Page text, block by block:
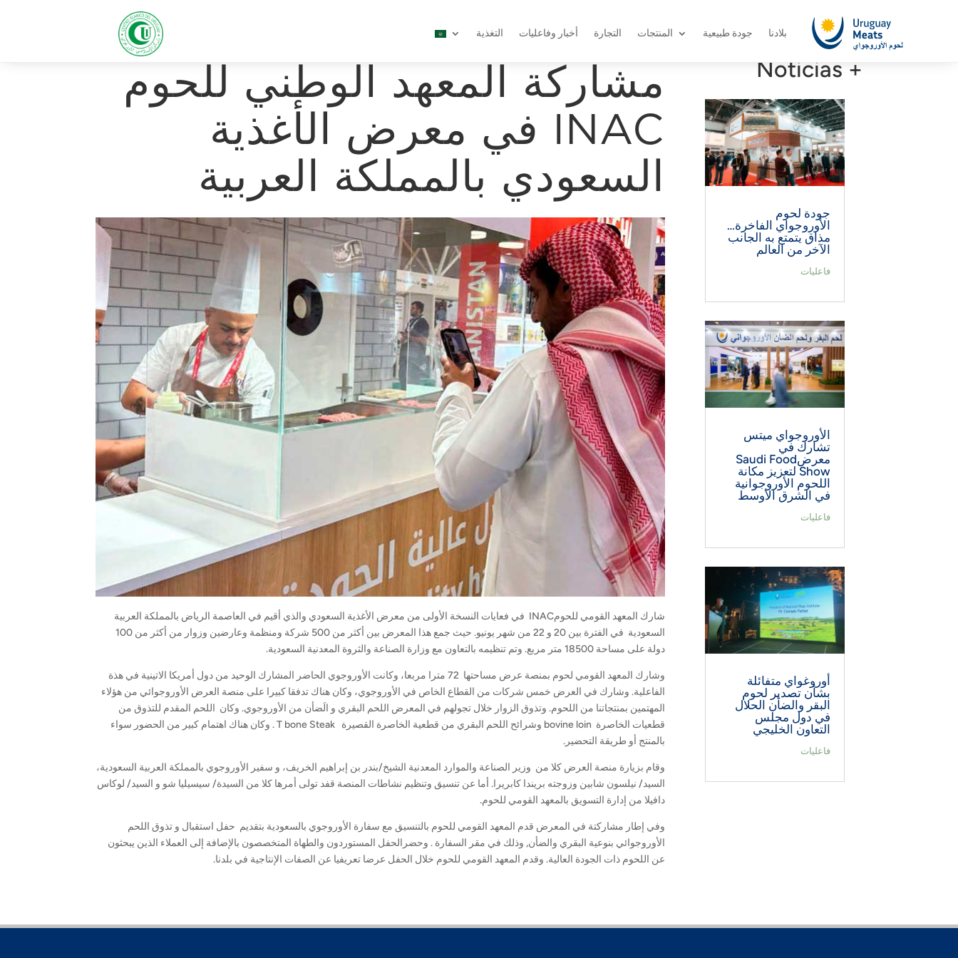
بلادنا جودة طبيعية المنتجات التجارة أخبار وفاعليات التغذية
مشاركة المعهد الوطني للحوم
INAC في معرض الأغذية
السعودي بالمملكة العربية
شارك المعهد القومي للحومINAC في فعايات النسخة الأولى من معرض الأغذية السعودي والذي أقيم في العاصمة الرياض بالمملكة العربية
السعودية في الفترة بين 20 و 22 من شهر يونيو. حيث جمع هذا المعرض بين أكثر من 500 شركة ومنظمة وعارضين وزوار من أكثر من 100
دولة على مساحة 18500 متر مربع. وتم تنظيمه بالتعاون مع وزارة الصناعة والثروة المعدنية السعودية.
وشارك المعهد القومي لحوم بمنصة عرض مساحتها 72 مترا مربعا، وكانت الأوروجوي الحاضر المشارك الوحيد من دول أمريكا الاتينية في هذة
الفاعلية. وشارك في العرض خمس شركات من القطاع الخاص في الأوروجوي، وكان هناك تدفقا كبيرا على منصة العرض الأوروجوائي من هؤلاء
المهتمين بمنتجاتنا من اللحوم. وتذوق الزوار خلال تجولهم في المعرض اللحم البقري و الَضأن من الأوروجوي. وكان اللحم المقدم للتذوق من
قطعيات الخاصرة bovine loin وشرائح اللحم البقري من قطعية الخاصرة القصيرة T bone Steak . وكان هناك اهتمام كبير من الحضور سواء
بالمنتج أو طريقة التحضير.
وقام بزيارة منصة العرض كلا من وزير الصناعة والموارد المعدنية الشيخ/بندر بن إبراهيم الخريف، و سفير الأوروجوي بالمملكة العربية السعودية،
السيد/ نيلسون شابين وزوجته بريندا كابريرا. أما عن تنسيق وتنظيم نشاطات المنصة قفد تولى أمرها كلا من السيدة/ سيسيليا شو و السيد/ لوكاس
دافيلا من إدارة التسويق بالمعهد القومي للحوم.
وفي إطار مشاركتة في المعرض قدم المعهد القومي للحوم بالتنسيق مع سفارة الأوروجوي بالسعودية بتقديم حفل استقبال و تذوق اللحم
الأوروجوائي بنوعية البقري والضأن, وذلك في مقر السفارة . وحضرالحفل المستوردون والطهاة المتخصصون بالإضافة إلى العملاء الذين يبحثون
عن اللحوم ذات الجودة العالية. وقدم المعهد القومي للحوم خلال الحفل عرضا تعريفيا عن الصفات الإنتاجية في بلدنا.
+ Noticias
جودة لحوم
الأوروجواي الفاخرة…
مذاق يتمتع به الجانب
الآخر من العالم
فاعليات
الأوروجواي ميتس
تشارك في
معرضSaudi Food
Show لتعزيز مكانة
اللحوم الأوروجوانية
في الشرق الأوسط
فاعليات
أوروغواي متفائلة
بشأن تصدير لحوم
البقر والضأن الحلال
في دول مجلس
التعاون الخليجي
فاعليات